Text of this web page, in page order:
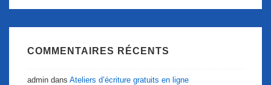
COMMENTAIRES RÉCENTS
admin dans Ateliers d’écriture gratuits en ligne